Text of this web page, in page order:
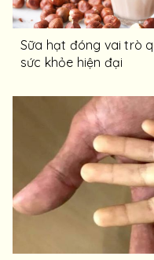
Sữa hạt đóng vai trò
sức khỏe hiện đại